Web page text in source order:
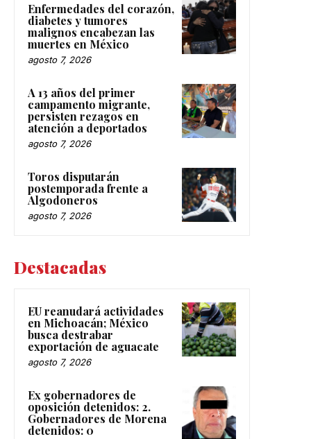
Enfermedades del corazón,
diabetes y tumores
malignos encabezan las
muertes en México
agosto 7, 2026
A 13 años del primer
campamento migrante,
persisten rezagos en
atención a deportados
agosto 7, 2026
Toros disputarán
postemporada frente a
Algodoneros
agosto 7, 2026
Destacadas
EU reanudará actividades
en Michoacán; México
busca destrabar
exportación de aguacate
agosto 7, 2026
Ex gobernadores de
oposición detenidos: 2.
Gobernadores de Morena
detenidos: 0